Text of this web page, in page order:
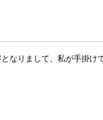
なりまして、私が手掛け